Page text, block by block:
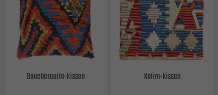
Boucherouite-kissen Kelim-kissen